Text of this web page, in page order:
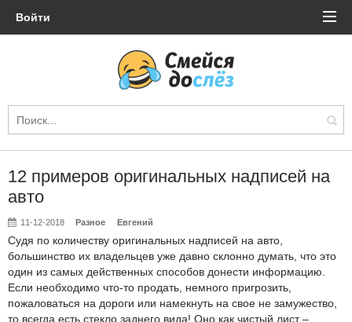
Войти
12 примеров оригинальных надписей на
авто
11-12-2018 Разное Евгений
Судя по количеству оригинальных надписей на авто,
большинство их владельцев уже давно склонно думать, что это
один из самых действенных способов донести информацию.
Если необходимо что-то продать, немного пригрозить,
пожаловаться на дороги или намекнуть на свое не замужество,
то всегда есть стекло заднего вида! Оно как чистый лист –